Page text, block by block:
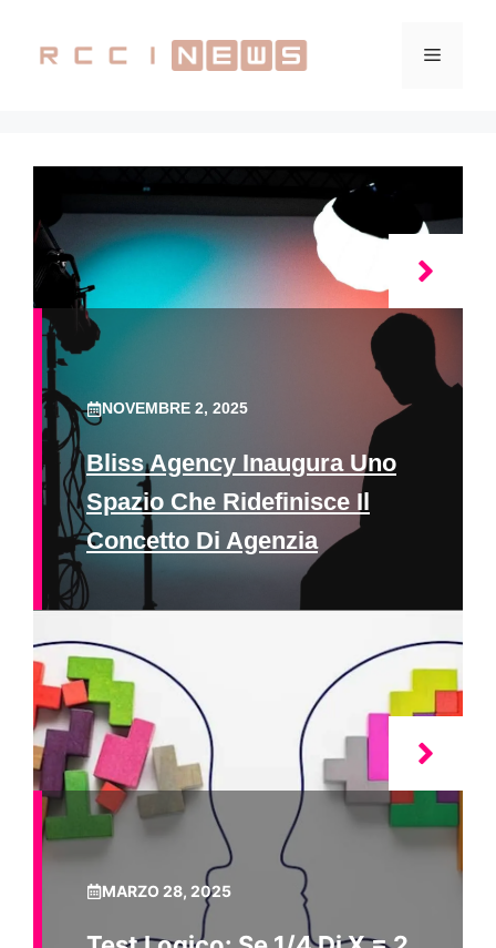
contenuto
Menu
NOVEMBRE 2, 2025
Bliss Agency Inaugura Uno
Spazio Che Ridefinisce Il
Concetto Di Agenzia
MARZO 28, 2025